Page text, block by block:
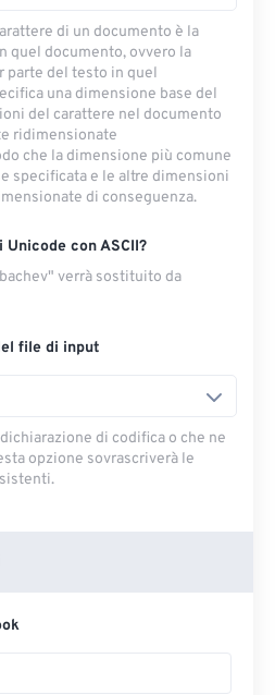
di un documento è la
quel documento, ovvero la
parte del testo in quel
una dimensione base del
del carattere nel documento
ridimensionate
che la dimensione più comune
specificata e le altre dimensioni
di conseguenza.
con ASCII?
verrà sostituito da
file di input
di codifica o che ne
opzione sovrascriverà le